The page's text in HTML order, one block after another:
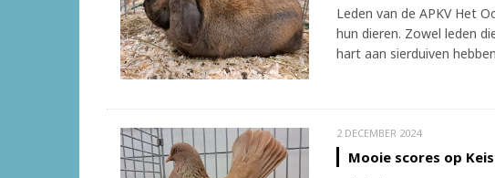
Leden van de APKV Het
hun dieren. Zowel leden
hart aan sierduiven
2 DECEMBER 2024
Mooie scores op